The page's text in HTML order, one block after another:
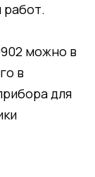
работ.
можно в
в
для